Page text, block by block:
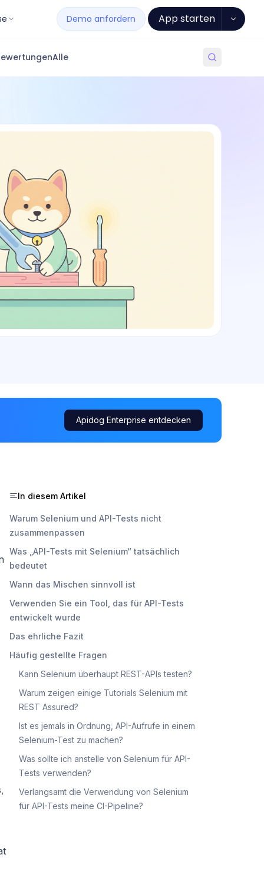
Demo anfordern App starten
Alle
Apidog Enterprise entdecken
In diesem Artikel
Warum Selenium und API-Tests nicht
zusammenpassen
Was „API-Tests mit Selenium“ tatsächlich
bedeutet
Wann das Mischen sinnvoll ist
Verwenden Sie ein Tool, das für API-Tests
entwickelt wurde
Das ehrliche Fazit
Häufig gestellte Fragen
Kann Selenium überhaupt REST-APIs testen?
Warum zeigen einige Tutorials Selenium mit
REST Assured?
Ist es jemals in Ordnung, API-Aufrufe in einem
Selenium-Test zu machen?
Was sollte ich anstelle von Selenium für API-
Tests verwenden?
Verlangsamt die Verwendung von Selenium
für API-Tests meine CI-Pipeline?